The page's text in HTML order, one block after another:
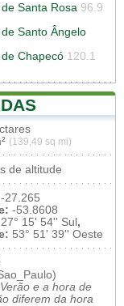
Santa Rosa 96.9
Santo Ângelo
Chapecó 120.1
(139,49 sq mi)
de altitude
-27.265
-53.8608
27° 15' 54'' Sul,
53° 51' 39'' Oeste
e a hora de
diferem da hora